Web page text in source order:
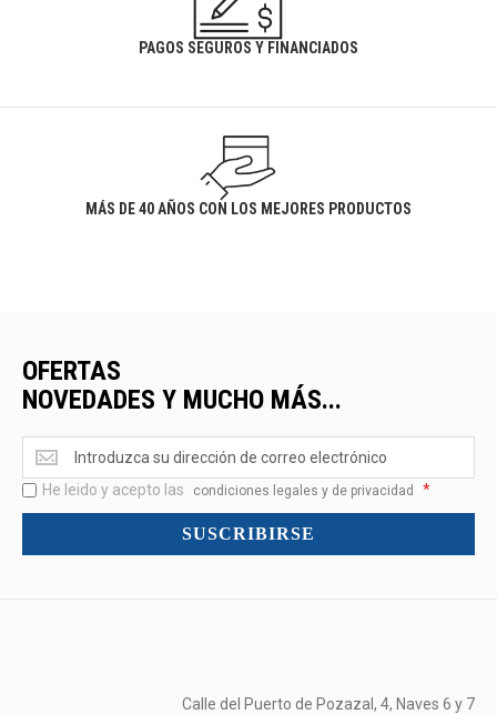
PAGOS SEGUROS Y FINANCIADOS
MÁS DE 40 AÑOS CON LOS MEJORES PRODUCTOS
OFERTAS
NOVEDADES Y MUCHO MÁS...
Ofertas
<br>Novedades
y
mucho
He leido y acepto las condiciones legales y de privacidad *
SUSCRIBIRSE
Calle del Puerto de Pozazal, 4, Naves 6 y 7